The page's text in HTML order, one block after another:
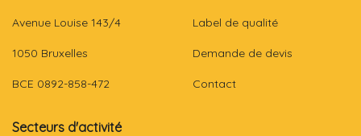
Avenue Louise 143/4
1050 Bruxelles
BCE 0892-858-472
Label de qualité
Demande de devis
Contact
Secteurs d'activité